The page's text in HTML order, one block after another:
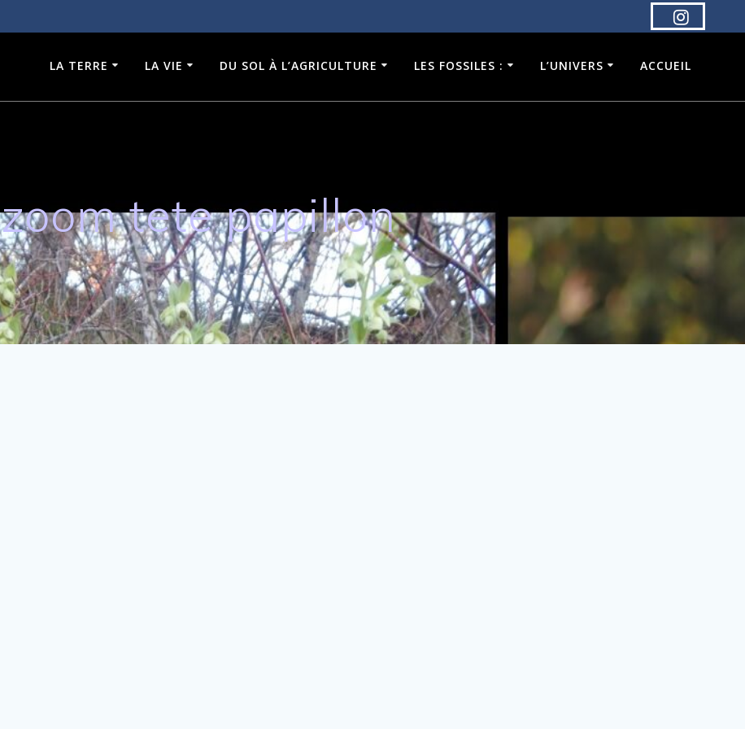
LA TERRE LA VIE DU SOL À L’AGRICULTURE LES FOSSILES : L’UNIVERS ACCUEIL
zoom tete papillon